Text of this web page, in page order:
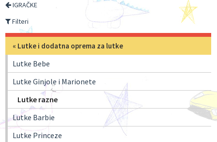
IGRAČKE
Filteri
« Lutke i dodatna oprema za lutke
Lutke Bebe
Lutke Ginjole i Marionete
Lutke razne
Lutke Barbie
Lutke Princeze